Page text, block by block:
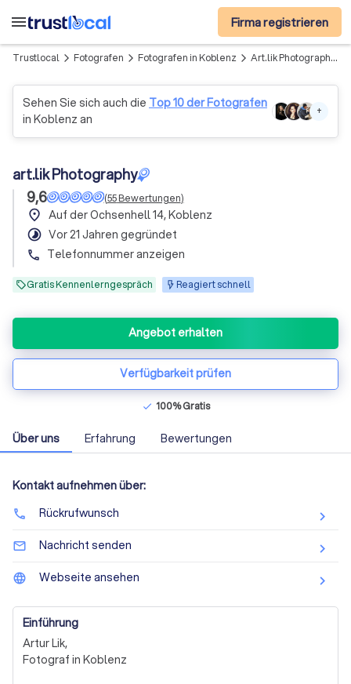
menu Firma registrieren
Trustlocal arrow_forward_ios Fotografen arrow_forward_ios Fotografen in Koblenz arrow_forward_ios Art.lik Photography
Sehen Sie sich auch die Top 10 der Fotografen
in Koblenz an
+
art.lik Photography
9,6
(55Bewertungen)
place Auf der Ochsenhell 14, Koblenz
timelapse Vor 21 Jahren gegründet
phone Telefonnummer anzeigen
Gratis Kennenlerngespräch Reagiert schnell
Angebot erhalten
Verfügbarkeit prüfen
check 100% Gratis
Über uns Erfahrung Bewertungen
Kontakt aufnehmen über:
phone Rückrufwunsch
mail_outline Nachricht senden
language Webseite ansehen
Einführung
Artur Lik,
Fotograf in Koblenz